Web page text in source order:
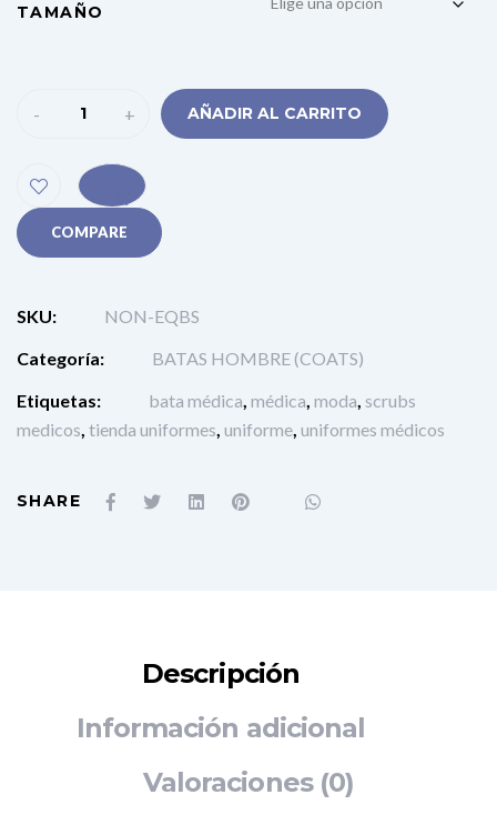
TAMAÑO
- + AÑADIR AL CARRITO
COMPARE
SKU:
NON-EQBS
Categoría:
BATAS HOMBRE (COATS)
Etiquetas:
bata médica médica moda scrubs
medicos tienda uniformes uniforme uniformes médicos
SHARE
Descripción
Información adicional
Valoraciones (0)